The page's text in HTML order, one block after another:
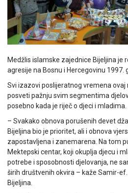
Medžlis islamske zajednice Bijeljina je
agresije na Bosnu i Hercegovinu 1997.
Svi izazovi poslijeratnog vremena ovaj
posveti pažnju svim segmentima
posebno kada je riječ o djeci i mladima.
– Svakako obnova porušenih devet
Bijeljina bio je prioritet, ali i obnova
zapostavljena i zanemarena. Na tom
Mektepski centar, koji okuplja djecu i
potrebe i sposobnosti djelovanja, ne
širih društvenih okvira – kaže Samir-
Bijeljina.